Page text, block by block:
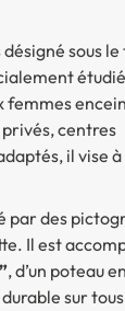
sous
femmes
privés, centres
il vise à
par des
Il est
, d’un poteau
sur